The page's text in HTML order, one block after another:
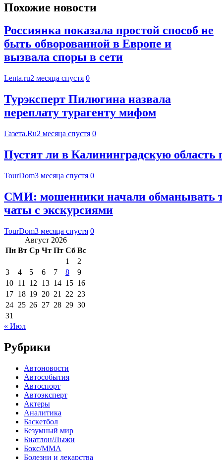
Похожие новости
Россиянка показала простой способ не
быть обворованной в Европе и
вызвала споры в сети
Lenta.ru2 месяца спустя 0
Турэксперт Пилюгина назвала
переплату турагенту мифом
Газета.Ru2 месяца спустя 0
Пустят ли в Калининградскую область
TourDom3 месяца спустя 0
СМИ: мошенники начали обманывать
чаты с экскурсиями
TourDom3 месяца спустя 0
Август 2026
Пн Вт Ср Чт Пт Сб Вс
1
2
3
4 5 6 7 8
9
10 11 12 13 14 15 16
17 18 19 20 21 22 23
24 25 26 27 28 29 30
31
« Июл
Рубрики
Автоновости
Автособытия
Автоспорт
Автоэксперт
Актеры
Аналитика
Баскетбол
Безумный мир
Биатлон/Лыжи
Бокс/MMA
Болезни и лекарства